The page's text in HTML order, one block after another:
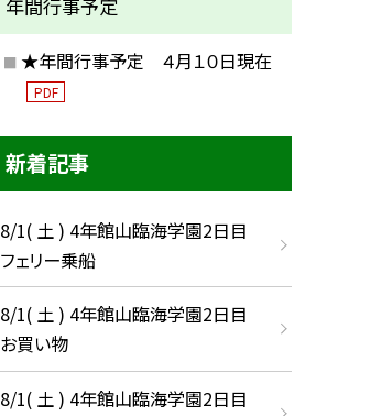
年間行事予定
★年間行事予定 ４月１０日現在
PDF
新着記事
8/1( 土 ) 4年館山臨海学園2日目
フェリー乗船
8/1( 土 ) 4年館山臨海学園2日目
お買い物
8/1( 土 ) 4年館山臨海学園2日目